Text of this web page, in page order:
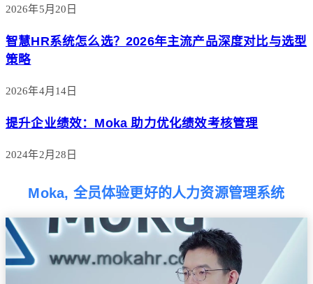
2026年5月20日
智慧HR系统怎么选？2026年主流产品深度对比与选型
策略
2026年4月14日
提升企业绩效：Moka 助力优化绩效考核管理
2024年2月28日
Moka, 全员体验更好的人力资源管理系统